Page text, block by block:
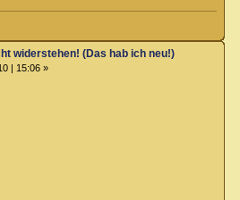
widerstehen! (Das hab ich neu!)
| 15:06 »